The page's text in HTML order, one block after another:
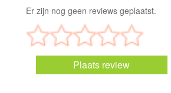
Er zijn nog geen reviews geplaatst.
Plaats review